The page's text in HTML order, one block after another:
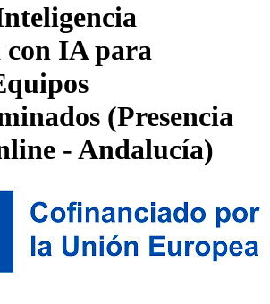
IA para
(Presencia
- Andalucía)